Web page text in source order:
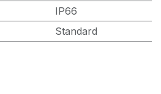
IP66
Standard